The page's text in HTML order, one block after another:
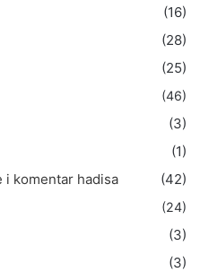
(16)
(28)
(25)
(46)
(3)
(1)
i komentar hadisa
(42)
(24)
(3)
(3)